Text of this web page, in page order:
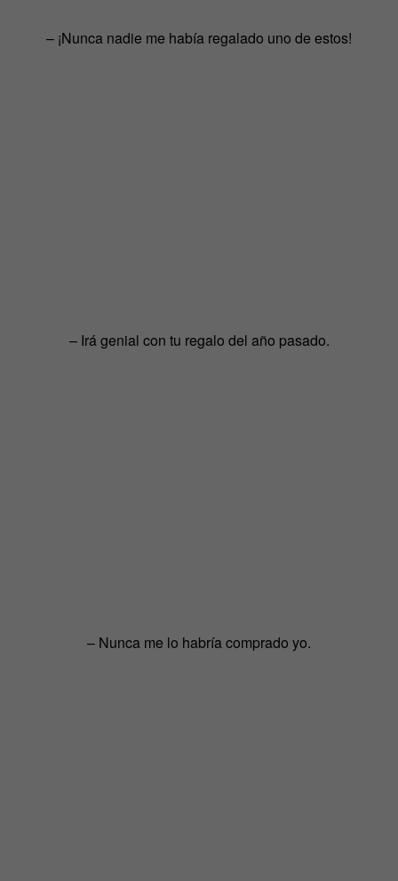
– ¡Nunca nadie me había regalado uno de estos!
– Irá genial con tu regalo del año pasado.
– Nunca me lo habría comprado yo.